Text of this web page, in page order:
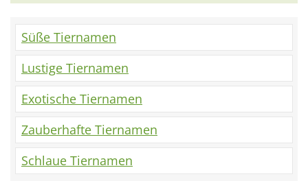
Süße Tiernamen
Lustige Tiernamen
Exotische Tiernamen
Zauberhafte Tiernamen
Schlaue Tiernamen